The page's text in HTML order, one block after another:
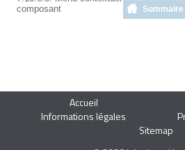
composant
Sommaire
Accueil
Informations légales
Sitemap